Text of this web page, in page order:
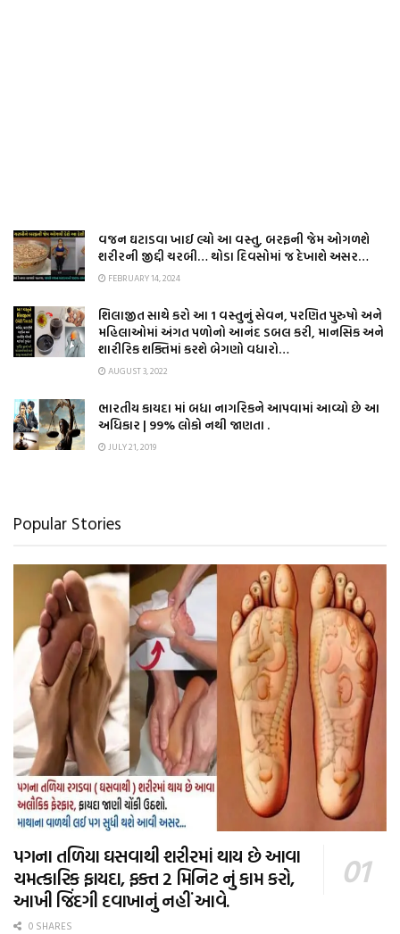
વજન ઘટાડવા ખાઈ લ્યો આ વસ્તુ, બરફની જેમ ઓગળશે
શરીરની જીદ્દી ચરબી… થોડા દિવસોમાં જ દેખાશે અસર…
FEBRUARY 14, 2024
શિલાજીત સાથે કરો આ 1 વસ્તુનું સેવન, પરણિત પુરુષો અને
મહિલાઓમાં અંગત પળોનો આનંદ ડબલ કરી, માનસિક અને
શારીરિક શક્તિમાં કરશે બેગણો વધારો…
AUGUST 3, 2022
ભારતીય કાયદા માં બધા નાગરિકને આપવામાં આવ્યો છે આ
અધિકાર | 99% લોકો નથી જાણતા .
JULY 21, 2019
Popular Stories
પગના તળિયા ઘસવાથી શરીરમાં થાય છે આવા
ચમત્કારિક ફાયદા, ફક્ત 2 મિનિટ નું કામ કરો,
આખી જિંદગી દવાખાનું નહીં આવે.
0 SHARES